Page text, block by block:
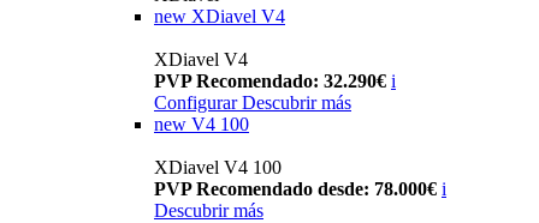
new XDiavel V4
XDiavel V4
PVP Recomendado: 32.290€ i
Configurar Descubrir más
new V4 100
XDiavel V4 100
PVP Recomendado desde: 78.000€ i
Descubrir más